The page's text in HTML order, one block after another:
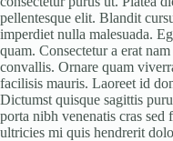
pellentesque elit. Blandit
imperdiet nulla malesuada.
quam. Consectetur a erat
convallis. Ornare quam
facilisis mauris. Laoreet id
Dictumst quisque sagittis
porta nibh venenatis cras sed
ultricies mi quis hendrerit